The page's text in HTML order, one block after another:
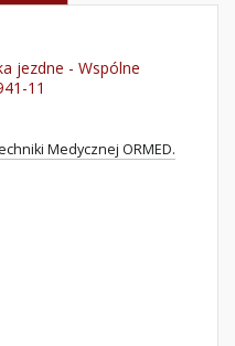
jezdne - Wspólne
11
Medycznej ORMED.